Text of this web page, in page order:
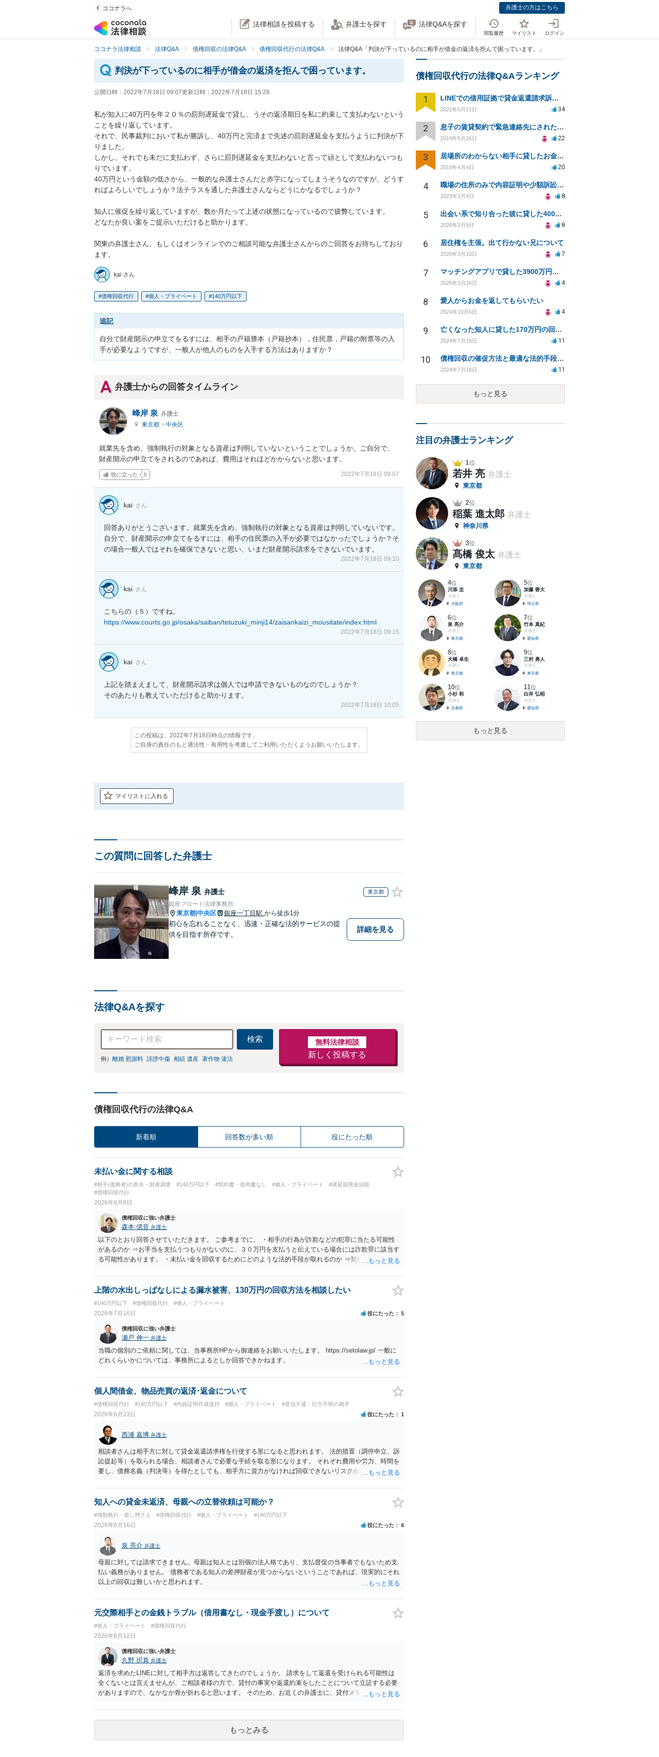
ココナラへ 弁護士の方はこちら
法律相談を投稿する 弁護士を探す 法律Q&Aを探す
閲覧履歴 マイリスト ログイン
ココナラ法律相談 法律Q&A 債権回収の法律Q&A 債権回収代行の法律Q&A 法律Q&A「判決が下っているのに相手が借金の返済を拒んで困っています。」
判決が下っているのに相手が借金の返済を拒んで困っています。
公開日時： 2022年7月18日 09:07更新日時： 2022年7月18日 15:28
私が知人に40万円を年２０％の罰則遅延金で貸し、うその返済期日を私に約束して支払わないという
ことを繰り返しています。
それで、民事裁判において私が勝訴し、40万円と完済まで先述の罰則遅延金を支払うように判決が下
りました。
しかし、それでも未だに支払わず、さらに罰則遅延金を支払わないと言って頑として支払わないつも
りでいます。
40万円という金額の低さから、一般的な弁護士さんだと赤字になってしまうそうなのですが、どうす
ればよろしいでしょうか？法テラスを通した弁護士さんならどうにかなるでしょうか？
知人に催促を繰り返していますが、数か月たって上述の状態になっているので疲弊しています。
どなたか良い案をご提示いただけると助かります。
関東の弁護士さん、もしくはオンラインでのご相談可能な弁護士さんからのご回答をお待ちしており
ます。
kai さん
債権回収代行 個人・プライベート 140万円以下
追記
自分で財産開示の申立てをるすには、相手の戸籍謄本（戸籍抄本），住民票，戸籍の附票等の入
手が必要なようですが、一般人が他人のものを入手する方法はありますか？
弁護士からの回答タイムライン
峰岸 泉 弁護士
東京都 > 中央区
就業先を含め、強制執行の対象となる資産は判明していないということでしょうか。ご自分で、
財産開示の申立てをされるのであれば、費用はそれほどかからないと思います。
役に立った 0 2022年7月18日 09:07
kai さん
回答ありがとうございます。就業先を含め、強制執行の対象となる資産は判明していないです。
自分で、財産開示の申立てをるすには、相手の住民票の入手が必要ではなかったでしょうか？そ
の場合一般人ではそれを確保できないと思い、いまだ財産開示請求をできないでいます。
2022年7月18日 09:10
kai さん
https://www.courts.go.jp/osaka/saiban/tetuzuki_minji14/zaisankaizi_mousitate/index.html
2022年7月18日 09:15
kai さん
上記を踏まえまして、財産開示請求は個人では申請できないものなのでしょうか？
そのあたりも教えていただけると助かります。
2022年7月18日 10:05
この投稿は、2022年7月18日時点の情報です。
ご自身の責任のもと適法性・有用性を考慮してご利用いただくようお願いいたします。
マイリストに入れる
この質問に回答した弁護士
峰岸 泉 弁護士 東京都
銀座ブロード法律事務所
東京都 中央区 銀座一丁目駅 から徒歩1分
初心を忘れることなく、迅速・正確な法的サービスの提
供を目指す所存です。
詳細を見る
法律Q&Aを探す
検索
例） 離婚 慰謝料 誹謗中傷 相続 遺産 著作物 違法
無料法律相談
新しく投稿する
債権回収代行の法律Q&A
新着順 回答数が多い順 役にたった順
未払い金に関する相談
#相手(債務者)の所在・財産調査 #140万円以下 #契約書・借用書なし #個人・プライベート
#遅延損害金回収
#債権回収代行
2026年8月6日
債権回収に強い弁護士
森本 偲音 弁護士
以下のとおり回答させていただきます。 ご参考までに。 ・相手の行為が詐欺などの犯罪に当たる可能性
があるのか ⇒お手当を支払うつもりがないのに、３０万円を支払うと伝えている場合には詐欺罪に該当す
る可能性があります。 ・未払い金を回収するためにどのような法的手段が取れるのか ⇒契約に基づく履
であるため、公序良俗に反する契約として 民法上無効（民法９０条）となるため、相手方に請求できな
い可能性が高いです。 ・相手の氏名や住所が分からない状態でも対応可能なのか ⇒訴訟等の裁判上の手
上階の水出しっぱなしによる漏水被害、130万円の回収方法を相談したい
#140万円以下 #債権回収代行 #個人・プライベート
2026年7月16日 役にたった 5
債権回収に強い弁護士
瀬戸 伸一 弁護士
当職の個別のご依頼に関しては、当事務所HPから御連絡をお願いいたします。 https://setolaw.jp/ 一般に
どれくらいかについては、事務所によるとしか回答できかねます。
個人間借金、物品売買の返済･返金について
#債権回収代行 #140万円以下 #内容証明作成送付 #個人・プライベート #音信不通・行方不明の相手
2026年6月23日 役にたった 1
西浦 嘉博 弁護士
相談者さんは相手方に対して貸金返還請求権を行使する形になると思われます。 法的措置（調停申立、訴
訟提起等）を取られる場合、相談者さんで必要な手続を取る形になります。 それぞれ費用や労力、時間を
要し、債務名義（判決等）を得たとしても、相手方に資力がなければ回収できないリスクがあることに留
ありますが）法テラスでの相談を検討ください。
知人への貸金未返済、母親への立替依頼は可能か？
#強制執行・差し押さえ #債権回収代行 #個人・プライベート #140万円以下
2026年6月16日 役にたった 6
泉 亮介 弁護士
母親に対しては請求できません。母親は知人とは別個の法人格であり、支払督促の当事者でもないため支
払い義務がありません。 債務者である知人の差押財産が見つからないということであれば、現実的にそれ
以上の回収は難しいかと思われます。
元交際相手との金銭トラブル（借用書なし・現金手渡し）について
#個人・プライベート #債権回収代行
2026年6月12日
債権回収に強い弁護士
久野 択真 弁護士
返済を求めたLINEに対して相手方は返答してきたのでしょうか。 請求をして返還を受けられる可能性は
全くないとは言えませんが、ご相談者様の方で、貸付の事実や返還約束をしたことについて立証する必要
がありますので、なかなか骨が折れると思います。 そのため、お近くの弁護士に、貸付メモやLINEの履
もっとみる
債権回収代行の法律Q&Aランキング
1 LINEでの借用証拠で貸金返還請求訴訟は可能か？
2021年5月11日 34
2 息子の賃貸契約で緊急連絡先にされた親が負う法的責任は？
2019年5月26日 22
3 居場所のわからない相手に貸したお金を回収(債権回収)できますか？
2018年4月4日 20
4 職場の住所のみで内容証明や少額訴訟は可能か？
2023年3月9日 8
5 出会い系で知り合った彼に貸した400万円の回収方法は？
2026年2月9日 8
6 居住権を主張。出て行かない兄について
2020年3月10日 7
7 マッチングアプリで貸した3900万円、詐欺で告訴できるか？
2026年3月16日 4
8 愛人からお金を返してもらいたい
2024年10月6日 4
9 亡くなった知人に貸した170万円の回収方法について相談したい
2024年7月19日 11
10 債権回収の催促方法と最適な法的手段についての相談
2024年7月18日 11
もっと見る
注目の弁護士ランキング
1位
若井 亮 弁護士
東京都
2位
稲葉 進太郎 弁護士
神奈川県
3位
髙橋 俊太 弁護士
東京都
4位
川添 圭
弁護士
大阪府
5位
加藤 善大
弁護士
埼玉県
6位
泉 亮介
弁護士
東京都
7位
竹本 真紀
弁護士
愛知県
8位
大橋 卓生
弁護士
東京都
9位
三村 勇人
弁護士
東京都
10位
小杉 和
弁護士
京都府
11位
白井 弘昭
弁護士
愛知県
もっと見る